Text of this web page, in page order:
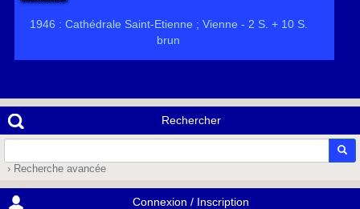
1946 : Cathédrale Saint-Etienne ; Vienne - 2 S. + 10 S.
brun
Rechercher
› Recherche avancée
Connexion / Inscription